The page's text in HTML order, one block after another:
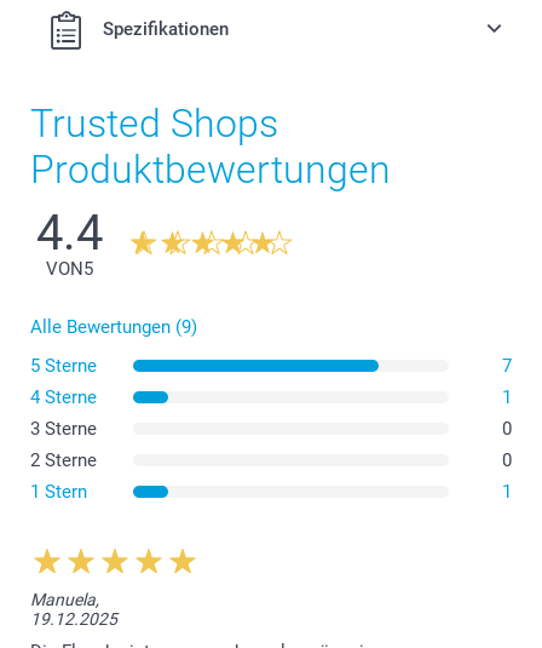
Spezifikationen
Trusted Shops
Produktbewertungen
4.4
VON 5
Alle Bewertungen (9)
5 Sterne
7
4 Sterne
1
3 Sterne
0
2 Sterne
0
1 Stern
1
Manuela,
19.12.2025